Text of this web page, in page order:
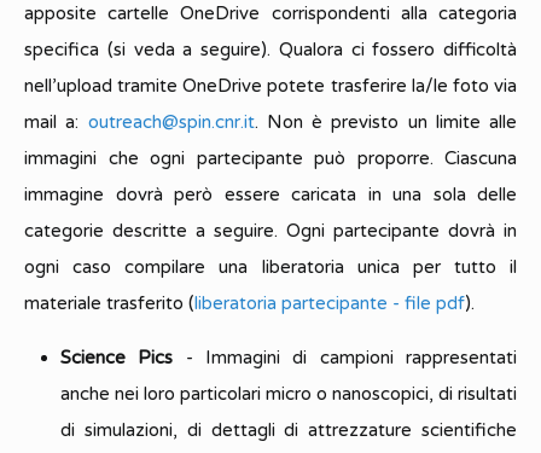
apposite cartelle OneDrive corrispondenti alla categoria
specifica (si veda a seguire). Qualora ci fossero difficoltà
nell’upload tramite OneDrive potete trasferire la/le foto via
mail a: outreach@spin.cnr.it. Non è previsto un limite alle
immagini che ogni partecipante può proporre. Ciascuna
immagine dovrà però essere caricata in una sola delle
categorie descritte a seguire. Ogni partecipante dovrà in
ogni caso compilare una liberatoria unica per tutto il
materiale trasferito (liberatoria partecipante - file pdf).
Science Pics - Immagini di campioni rappresentati
anche nei loro particolari micro o nanoscopici, di risultati
di simulazioni, di dettagli di attrezzature scientifiche